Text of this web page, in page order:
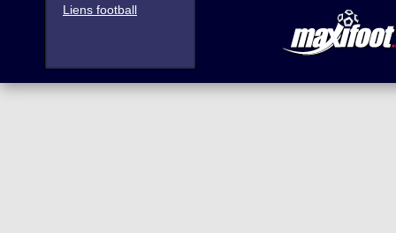
Liens football